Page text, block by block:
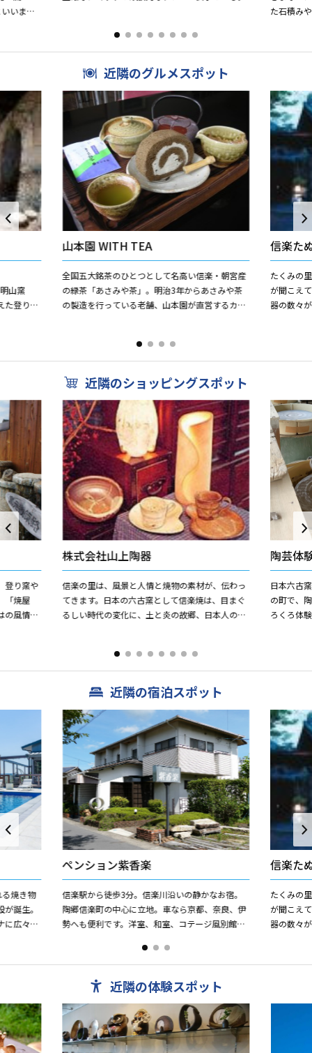
いま
た石積み
近隣のグルメスポット
山窯
た登り窯
山本園 WITH TEA
全国五大銘茶のひとつとして名高い信楽・朝宮産
の緑茶「あさみや茶」。明治3年からあさみや茶
の製造を行っている老舗、山本園が直営するカフ
信楽た
たくみの
が聞こえ
器の数々
近隣のショッピングスポット
登り窯や
「焼屋
の風情を
株式会社山上陶器
信楽の里は、風景と人情と焼物の素材が、伝わっ
てきます。日本の六古窯として信楽焼は、目まぐ
るしい時代の変化に、土と炎の故郷、日本人の心
陶芸体
日本六古
の町で、
ろくろ体
近隣の宿泊スポット
焼き物
誕生。
に広々と
ペンション紫香楽
信楽駅から徒歩3分。信楽川沿いの静かなお宿。
陶郷信楽町の中心に立地。車なら京都、奈良、伊
勢へも便利です。洋室、和室、コテージ風別館あ
利用下さい。食事御希望の...
信楽た
たくみの
が聞こえ
器の数々
近隣の体験スポット